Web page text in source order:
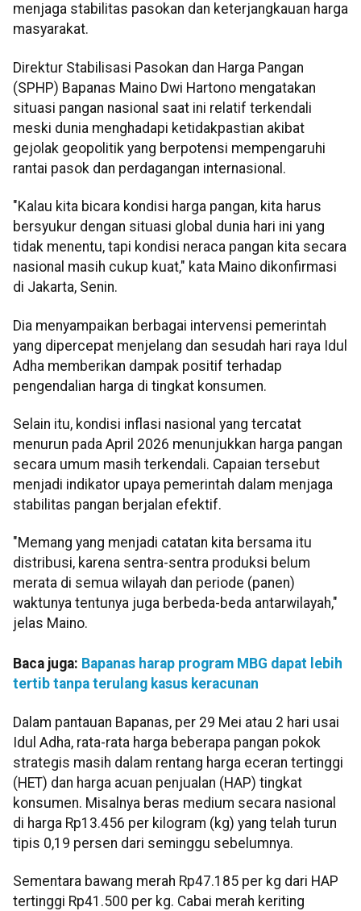
menjaga stabilitas pasokan dan keterjangkauan harga
masyarakat.
Direktur Stabilisasi Pasokan dan Harga Pangan
(SPHP) Bapanas Maino Dwi Hartono mengatakan
situasi pangan nasional saat ini relatif terkendali
meski dunia menghadapi ketidakpastian akibat
gejolak geopolitik yang berpotensi mempengaruhi
rantai pasok dan perdagangan internasional.
"Kalau kita bicara kondisi harga pangan, kita harus
bersyukur dengan situasi global dunia hari ini yang
tidak menentu, tapi kondisi neraca pangan kita secara
nasional masih cukup kuat," kata Maino dikonfirmasi
di Jakarta, Senin.
Dia menyampaikan berbagai intervensi pemerintah
yang dipercepat menjelang dan sesudah hari raya Idul
Adha memberikan dampak positif terhadap
pengendalian harga di tingkat konsumen.
Selain itu, kondisi inflasi nasional yang tercatat
menurun pada April 2026 menunjukkan harga pangan
secara umum masih terkendali. Capaian tersebut
menjadi indikator upaya pemerintah dalam menjaga
stabilitas pangan berjalan efektif.
"Memang yang menjadi catatan kita bersama itu
distribusi, karena sentra-sentra produksi belum
merata di semua wilayah dan periode (panen)
waktunya tentunya juga berbeda-beda antarwilayah,"
jelas Maino.
Baca juga: Bapanas harap program MBG dapat lebih
tertib tanpa terulang kasus keracunan
Dalam pantauan Bapanas, per 29 Mei atau 2 hari usai
Idul Adha, rata-rata harga beberapa pangan pokok
strategis masih dalam rentang harga eceran tertinggi
(HET) dan harga acuan penjualan (HAP) tingkat
konsumen. Misalnya beras medium secara nasional
di harga Rp13.456 per kilogram (kg) yang telah turun
tipis 0,19 persen dari seminggu sebelumnya.
Sementara bawang merah Rp47.185 per kg dari HAP
tertinggi Rp41.500 per kg. Cabai merah keriting